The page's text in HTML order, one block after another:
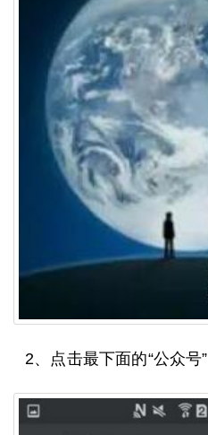
2、点击最下面的“公众号”